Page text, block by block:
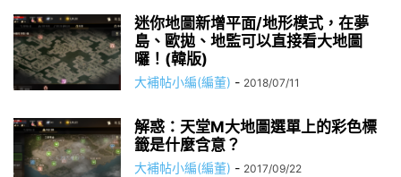
迷你地圖新增平面/地形模式，在夢
島、歐拋、地監可以直接看大地圖
囉！(韓版)
大補帖小編(編董) - 2018/07/11
解惑：天堂M大地圖選單上的彩色標
籤是什麼含意？
大補帖小編(編董) - 2017/09/22